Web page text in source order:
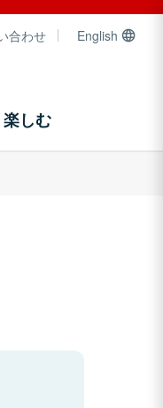
合わせ English
楽しむ